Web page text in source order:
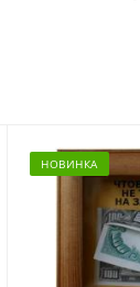
НОВИНКА